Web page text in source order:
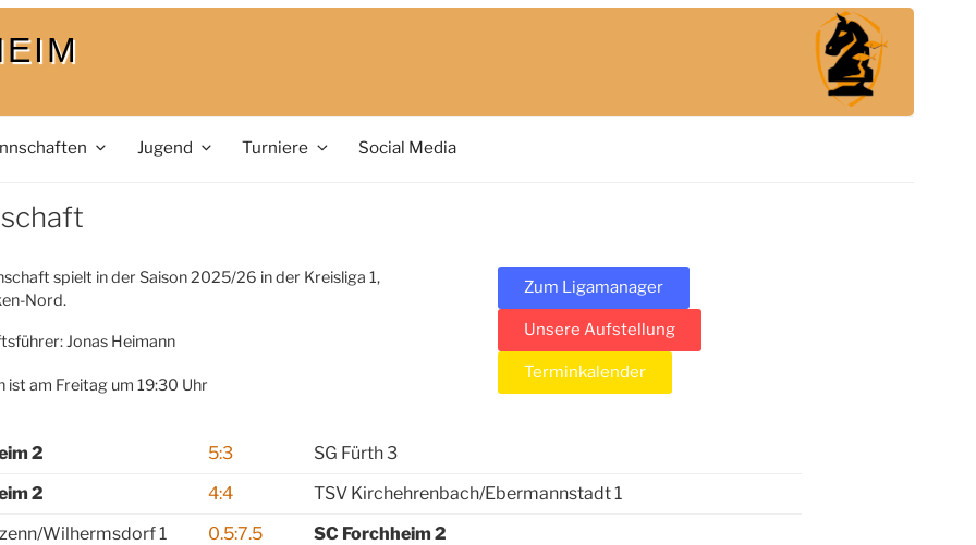
Jugend Turniere Social Media
spielt in der Saison 2025/26 in der Kreisliga 1,
Nord.
Jonas Heimann
ist am Freitag um 19:30 Uhr
Zum Ligamanager
Unsere Aufstellung
Terminkalender
2 5:3
SG Fürth 3
2
4:4
TSV Kirchehrenbach/Ebermannstadt 1
Wilhermsdorf 1
0.5:7.5
SC Forchheim 2